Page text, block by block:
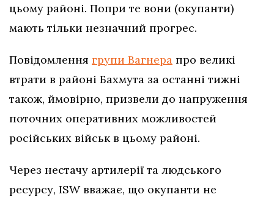
цьому районі. Попри те вони (окупанти)
мають тільки незначний прогрес.
Повідомлення групи Вагнера про великі
втрати в районі Бахмута за останні тижні
також, ймовірно, призвели до напруження
поточних оперативних можливостей
російських військ в цьому районі.
Через нестачу артилерії та людського
ресурсу, ISW вважає, що окупанти не